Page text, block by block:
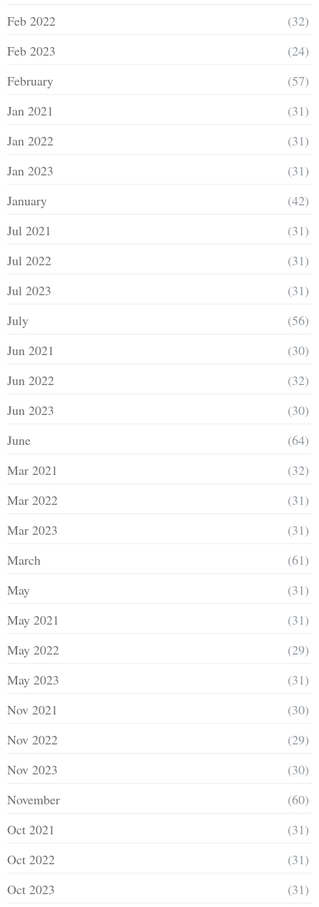
Feb 2022
(32)
Feb 2023
(24)
February
(57)
Jan 2021
(31)
Jan 2022
(31)
Jan 2023
(31)
January
(42)
Jul 2021
(31)
Jul 2022
(31)
Jul 2023
(31)
July
(56)
Jun 2021
(30)
Jun 2022
(32)
Jun 2023
(30)
June
(64)
Mar 2021
(32)
Mar 2022
(31)
Mar 2023
(31)
March
(61)
May
(31)
May 2021
(31)
May 2022
(29)
May 2023
(31)
Nov 2021
(30)
Nov 2022
(29)
Nov 2023
(30)
November
(60)
Oct 2021
(31)
Oct 2022
(31)
Oct 2023
(31)